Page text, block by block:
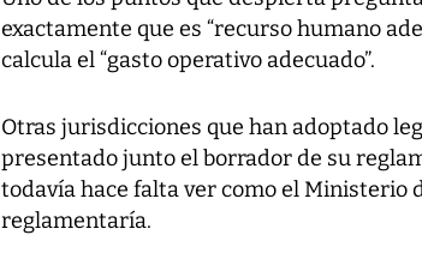
exactamente que es “recurso humano
calcula el “gasto operativo adecuado”.
Otras jurisdicciones que han adoptado
presentado junto el borrador de su
todavía hace falta ver como el Ministerio
reglamentaría.